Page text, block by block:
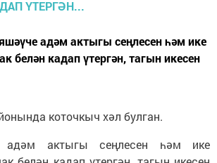
адәм актыгы сеңлесен һәм ике
кадап үтергән, тагын икесен
коточкыч хәл булган.
актыгы сеңлесен һәм ике